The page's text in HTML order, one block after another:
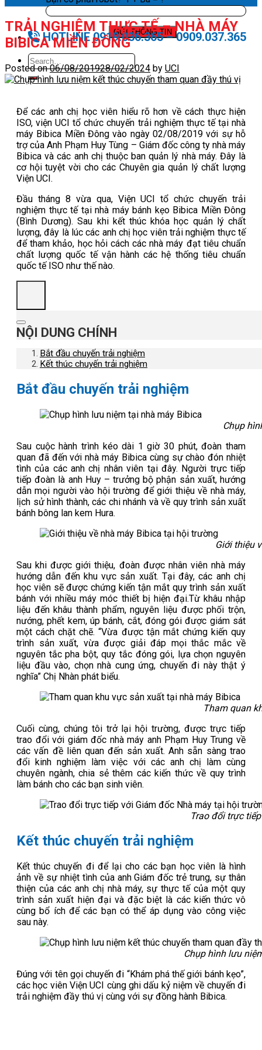
HOTLINE 0919.036.365 – 0909.037.365
TRẢI NGHIỆM THỰC TẾ – NHÀ MÁY
BIBICA MIỀN ĐÔNG
Posted on06/08/201928/02/2024 by UCI
Để các anh chị học viên hiểu rõ hơn về cách thực hiện
ISO, viện UCI tổ chức chuyến trải nghiệm thực tế tại nhà
máy Bibica Miền Đông vào ngày 02/08/2019 với sự hỗ
trợ của Anh Phạm Huy Tùng – Giám đốc công ty nhà máy
Bibica và các anh chị thuộc ban quản lý nhà máy. Đây là
cơ hội tuyệt vời cho các Chuyên gia quản lý chất lượng
Viện UCI.
Đầu tháng 8 vừa qua, Viện UCI tổ chức chuyến trải
nghiệm thực tế tại nhà máy bánh kẹo Bibica Miền Đông
(Bình Dương). Sau khi kết thúc khóa học quản lý chất
lượng, đây là lúc các anh chị học viên trải nghiệm thực tế
để tham khảo, học hỏi cách các nhà máy đạt tiêu chuẩn
chất lượng quốc tế vận hành các hệ thống tiêu chuẩn
quốc tế ISO như thế nào.
NỘI DUNG CHÍNH
Bắt đầu chuyến trải nghiệm
Kết thúc chuyến trải nghiệm
Bắt đầu chuyến trải nghiệm
Chụp
Sau cuộc hành trình kéo dài 1 giờ 30 phút, đoàn tham
quan đã đến với nhà máy Bibica cùng sự chào đón nhiệt
tình của các anh chị nhân viên tại đây. Người trực tiếp
tiếp đoàn là anh Huy – trưởng bộ phận sản xuất, hướng
dẫn mọi người vào hội trường để giới thiệu về nhà máy,
lịch sử hình thành, các chi nhánh và về quy trình sản xuất
bánh bông lan kem Hura.
Giới thiệu
Sau khi được giới thiệu, đoàn được nhân viên nhà máy
hướng dẫn đến khu vực sản xuất. Tại đây, các anh chị
học viên sẽ được chứng kiến tận mắt quy trình sản xuất
bánh với nhiều máy móc thiết bị hiện đại.Từ khâu nhập
liệu đến khâu thành phẩm, nguyên liệu được phối trộn,
nướng, phết kem, úp bánh, cắt, đóng gói được giám sát
một cách chặt chẽ. “Vừa được tận mắt chứng kiến quy
trình sản xuất, vừa được giải đáp mọi thắc mắc về
nguyên tắc pha bột, quy tắc đóng gói, lựa chọn nguyên
liệu đầu vào, chọn nhà cung ứng, chuyến đi này thật ý
nghĩa” Chị Nhàn phát biểu.
Tham quan
Cuối cùng, chúng tôi trở lại hội trường, được trực tiếp
trao đổi với giám đốc nhà máy anh Phạm Huy Trung về
các vấn đề liên quan đến sản xuất. Anh sẵn sàng trao
đổi kinh nghiệm làm việc với các anh chị làm cùng
chuyên ngành, chia sẻ thêm các kiến thức về quy trình
làm bánh cho các bạn sinh viên.
Trao đổi trực
Kết thúc chuyến trải nghiệm
Kết thúc chuyến đi để lại cho các bạn học viên là hình
ảnh về sự nhiệt tình của anh Giám đốc trẻ trung, sự thân
thiện của các anh chị nhà máy, sự thực tế của một quy
trình sản xuất hiện đại và đặc biệt là các kiến thức vô
cùng bổ ích để các bạn có thể áp dụng vào công việc
sau này.
Chụp hình lưu
Đúng với tên gọi chuyến đi “Khám phá thế giới bánh kẹo”,
các học viên Viện UCI cùng ghi dấu kỷ niệm về chuyến đi
trải nghiệm đầy thú vị cùng với sự đồng hành Bibica.